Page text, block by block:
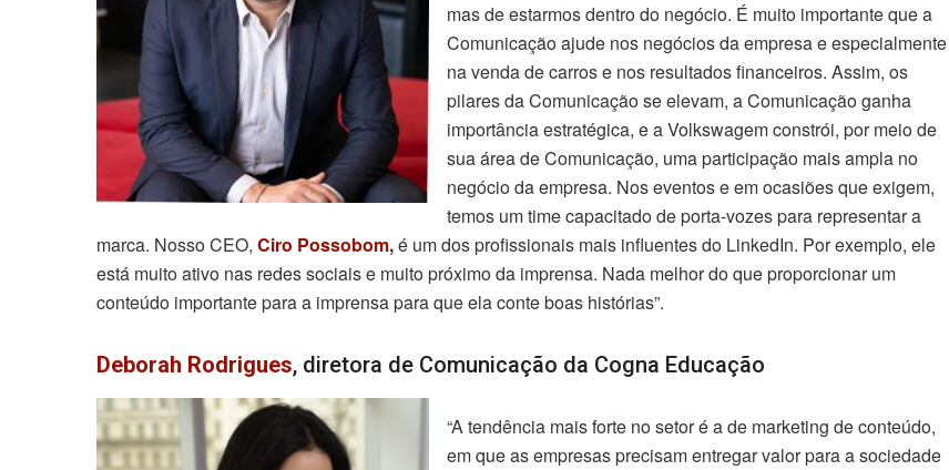
mas de estarmos dentro do negócio. É muito importante que a
Comunicação ajude nos negócios da empresa e especialmente
na venda de carros e nos resultados financeiros. Assim, os
pilares da Comunicação se elevam, a Comunicação ganha
importância estratégica, e a Volkswagem constrói, por meio de
sua área de Comunicação, uma participação mais ampla no
negócio da empresa. Nos eventos e em ocasiões que exigem,
temos um time capacitado de porta-vozes para representar a
marca. Nosso CEO, Ciro Possobom,é um dos profissionais mais influentes do LinkedIn. Por exemplo, ele
está muito ativo nas redes sociais e muito próximo da imprensa. Nada melhor do que proporcionar um
conteúdo importante para a imprensa para que ela conte boas histórias”.
Deborah Rodrigues, diretora de Comunicação da Cogna Educação
“A tendência mais forte no setor é a de marketing de conteúdo,
em que as empresas precisam entregar valor para a sociedade